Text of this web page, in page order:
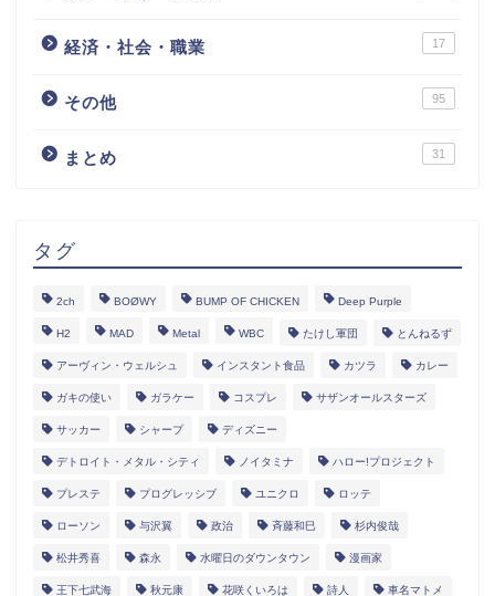
経済・社会・職業 17
その他 95
まとめ 31
タグ
2ch BOØWY BUMP OF CHICKEN Deep Purple
H2 MAD Metal WBC たけし軍団 とんねるず
アーヴィン・ウェルシュ インスタント食品 カツラ カレー
ガキの使い ガラケー コスプレ サザンオールスターズ
サッカー シャープ ディズニー
デトロイト・メタル・シティ ノイタミナ ハロー!プロジェクト
プレステ プログレッシブ ユニクロ ロッテ
ローソン 与沢翼 政治 斉藤和巳 杉内俊哉
松井秀喜 森永 水曜日のダウンタウン 漫画家
王下七武海 秋元康 花咲くいろは 詩人 車名マトメ